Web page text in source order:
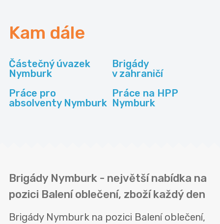
Kam dále
Částečný úvazek
Nymburk
Brigády
v zahraničí
Práce pro
absolventy Nymburk
Práce na HPP
Nymburk
Brigády Nymburk - největší nabídka na
pozici Balení oblečení, zboží každý den
Brigády Nymburk na pozici Balení oblečení,